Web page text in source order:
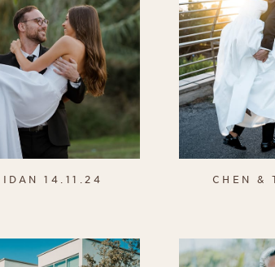
14.11.24 CHEN &